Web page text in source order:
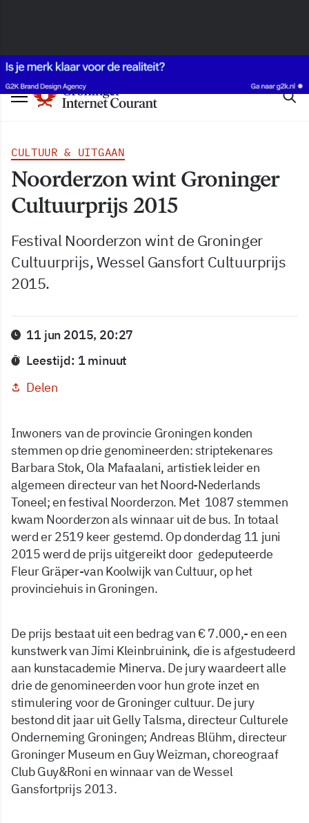
CULTUUR & UITGAAN
Noorderzon wint Groninger
Cultuurprijs 2015
Festival Noorderzon wint de Groninger
Cultuurprijs, Wessel Gansfort Cultuurprijs
2015.
11 jun 2015, 20:27
Leestijd: 1 minuut
Delen
Inwoners van de provincie Groningen konden
stemmen op drie genomineerden: striptekenares
Barbara Stok, Ola Mafaalani, artistiek leider en
algemeen directeur van het Noord-Nederlands
Toneel; en festival Noorderzon. Met 1087 stemmen
kwam Noorderzon als winnaar uit de bus. In totaal
werd er 2519 keer gestemd. Op donderdag 11 juni
2015 werd de prijs uitgereikt door gedeputeerde
Fleur Gräper-van Koolwijk van Cultuur, op het
provinciehuis in Groningen.
De prijs bestaat uit een bedrag van € 7.000,- en een
kunstwerk van Jimi Kleinbruinink, die is afgestudeerd
aan kunstacademie Minerva. De jury waardeert alle
drie de genomineerden voor hun grote inzet en
stimulering voor de Groninger cultuur. De jury
bestond dit jaar uit Gelly Talsma, directeur Culturele
Onderneming Groningen; Andreas Blühm, directeur
Groninger Museum en Guy Weizman, choreograaf
Club Guy&Roni en winnaar van de Wessel
Gansfortprijs 2013.